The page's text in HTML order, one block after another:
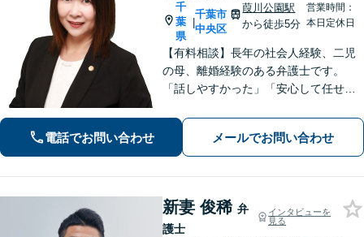
千
葉
県
|
千葉市
中央区
葭川公園駅
から徒歩5分
営業時間：
本日定休日
【有料相談】長年の社会人経験、二児
の母、離婚経験のある弁護士です。
「話しやすかった」「安心して任せら
す。最後まで話を遮らずにお聞きし、
丁寧な対応を心がけます。お気軽にご
相談ください【JR千葉駅15分、葭川公
園駅5分】
電話でお問い合わせ メールでお問い合わせ
新妻 俊稀 弁
護士
インタビューを
見る